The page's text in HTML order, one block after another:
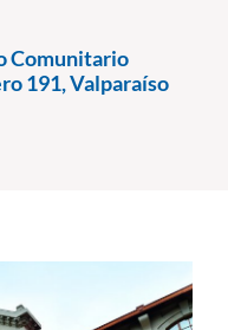
Comunitario
191, Valparaíso